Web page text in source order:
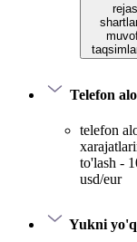
Telefon
telefon
to'lash -
usd/eur
Yukni